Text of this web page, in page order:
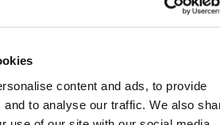
content and ads, to provide
to analyse our traffic. We also